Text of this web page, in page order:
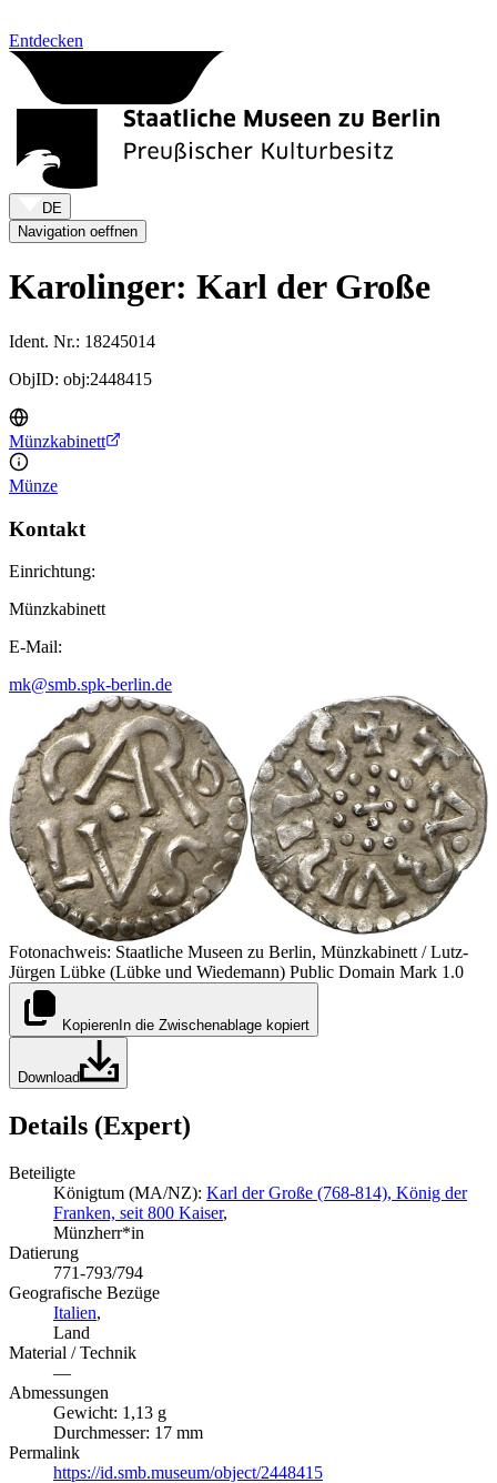
Entdecken
DE
Navigation oeffnen
Karolinger: Karl der Große
Ident. Nr.: 18245014
ObjID: obj:2448415
Münzkabinett
Münze
Kontakt
Einrichtung:
Münzkabinett
E-Mail:
mk@smb.spk-berlin.de
Fotonachweis: Staatliche Museen zu Berlin, Münzkabinett / Lutz-
Jürgen Lübke (Lübke und Wiedemann) Public Domain Mark 1.0
Kopieren In die Zwischenablage kopiert
Download
Details (Expert)
Beteiligte
Königtum (MA/NZ): Karl der Große (768-814), König der
Franken, seit 800 Kaiser,
Münzherr*in
Datierung
771-793/794
Geografische Bezüge
Italien,
Land
Material / Technik
—
Abmessungen
Gewicht: 1,13 g
Durchmesser: 17 mm
Permalink
https://id.smb.museum/object/2448415